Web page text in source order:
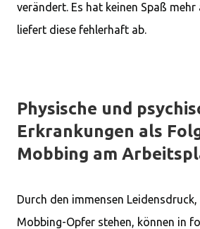
verändert. Es hat keinen Spaß
liefert diese fehlerhaft ab.
Physische und
Erkrankungen als
Mobbing am
Durch den immensen
Mobbing-Opfer stehen, können in